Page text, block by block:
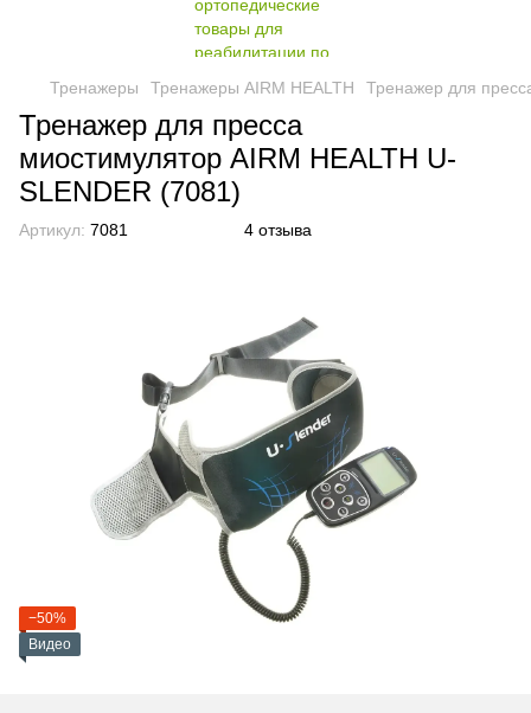
Тренажеры Тренажеры AIRM HEALTH Тренажер для
Тренажер для пресса
миостимулятор AIRM HEALTH U-
SLENDER (7081)
Артикул: 7081 4 отзыва
−50%
Видео